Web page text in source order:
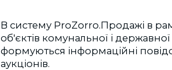
В систему ProZorro.Продажі в
об'єктів комунальної і
формуються інформаційні
аукціонів.